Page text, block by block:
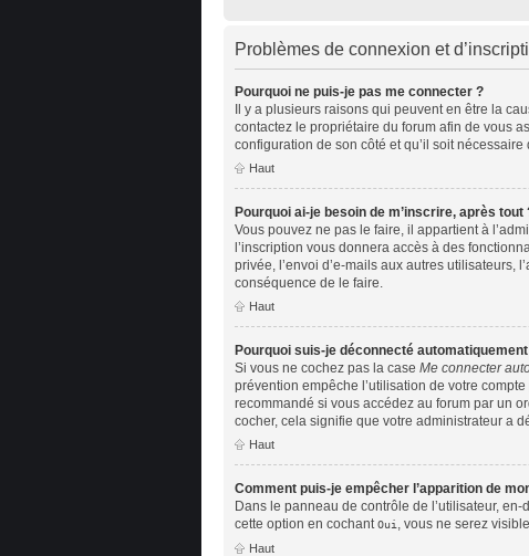
Problèmes de connexion et
Pourquoi ne puis-je pas me connecter ?
Il y a plusieurs raisons qui peuvent en être la
contactez le propriétaire du forum afin de vous
configuration de son côté et qu’il soit nécessaire
Haut
Pourquoi ai-je besoin de m’inscrire, après tout
Vous pouvez ne pas le faire, il appartient à
l’inscription vous donnera accès à des
privée, l’envoi d’e-mails aux autres utilisateurs,
conséquence de le faire.
Haut
Pourquoi suis-je déconnecté
Si vous ne cochez pas la case Me connecter
prévention empêche l’utilisation de votre
recommandé si vous accédez au forum par un
cocher, cela signifie que votre administrateur a
Haut
Comment puis-je empêcher l’apparition de
Dans le panneau de contrôle de l’utilisateur,
cette option en cochant Oui , vous ne serez
Haut